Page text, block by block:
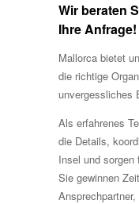
Wir beraten
Ihre Anfrage!
Mallorca bietet
die richtige
unvergessliches
Als erfahrenes
die Details,
Insel und sorgen
Sie gewinnen